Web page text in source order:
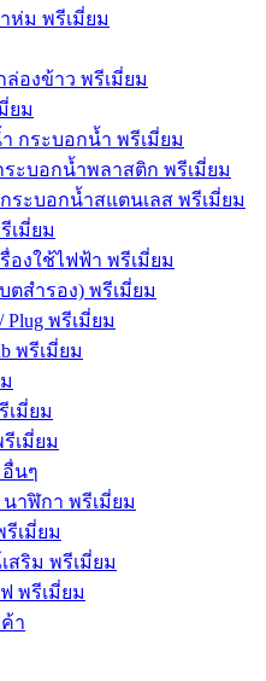
ห่ม พรีเมี่ยม
องข้าว พรีเมี่ยม
ยม
กระบอกน้ำ พรีเมี่ยม
ะบอกน้ำพลาสติก พรีเมี่ยม
ระบอกน้ำสแตนเลส พรีเมี่ยม
เมี่ยม
องใช้ไฟฟ้า พรีเมี่ยม
ตสำรอง) พรีเมี่ยม
Plug พรีเมี่ยม
พรีเมี่ยม
มี่ยม
เมี่ยม
นๆ
นาฬิกา พรีเมี่ยม
รีเมี่ยม
สริม พรีเมี่ยม
พรีเมี่ยม
า